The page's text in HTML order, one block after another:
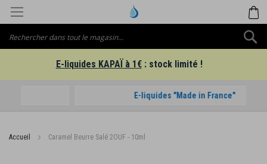
Aller
E-liquides KAPAÏ à 1€ : stock limité !
E-liquides "Made in France"
Accueil Caramel Beurre Salé 2OUF - 10ml